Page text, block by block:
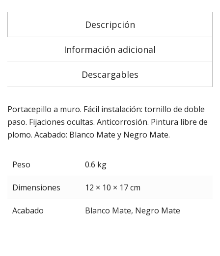
Descripción
Información adicional
Descargables
Portacepillo a muro. Fácil instalación: tornillo de doble
paso. Fijaciones ocultas. Anticorrosión. Pintura libre de
plomo. Acabado: Blanco Mate y Negro Mate.
Peso 0.6 kg
Dimensiones 12 × 10 × 17 cm
Acabado Blanco Mate, Negro Mate